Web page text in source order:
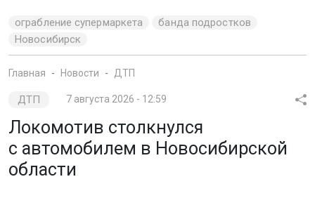
ограбление супермаркета
банда подростков
Новосибирск
Главная Новости ДТП
ДТП 7 августа 2026 - 12:59
Локомотив столкнулся
с автомобилем в Новосибирской
области